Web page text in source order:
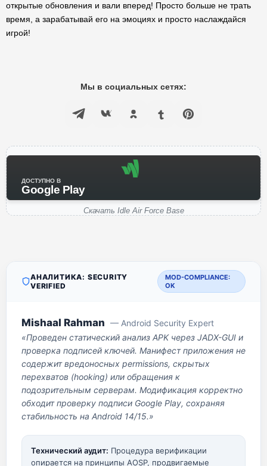
открытые обновления и вали вперед! Просто больше не трать
время, а зарабатывай его на эмоциях и просто наслаждайся
игрой!
Мы в социальных сетях:
ДОСТУПНО В
Google Play
Скачать Idle Air Force Base
АНАЛИТИКА: SECURITY
VERIFIED
MOD-COMPLIANCE:
OK
Mishaal Rahman — Android Security Expert
«Проведен статический анализ APK через JADX-GUI и
проверка подписей ключей. Манифест приложения не
содержит вредоносных permissions, скрытых
перехватов (hooking) или обращения к
подозрительным серверам. Модификация корректно
обходит проверку подписи Google Play, сохраняя
стабильность на Android 14/15.»
Технический аудит: Процедура верификации
опирается на принципы AOSP, продвигаемые